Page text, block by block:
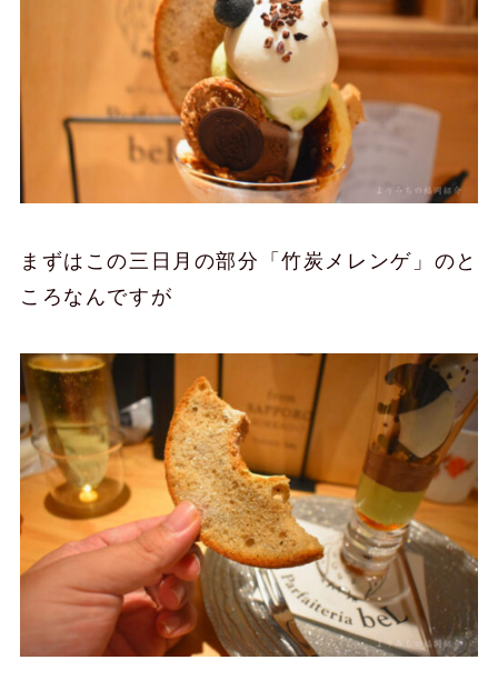
まずはこの三日月の部分「竹炭メレンゲ」のと
ころなんですが